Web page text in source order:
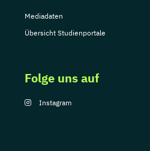
Mediadaten
Übersicht Studienportale
Folge uns auf
Instagram